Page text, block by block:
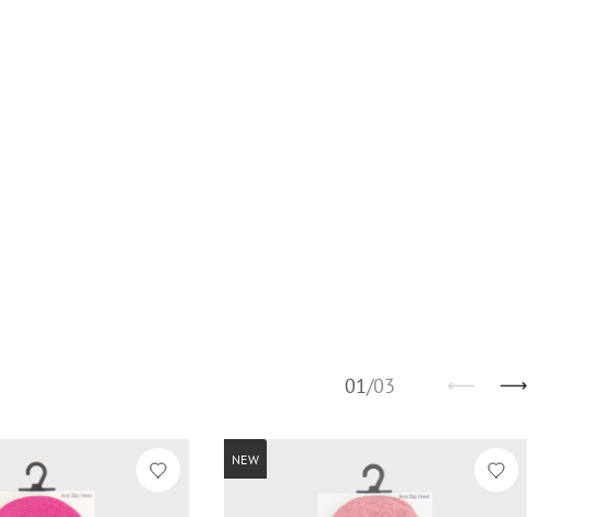
01/03
NEW